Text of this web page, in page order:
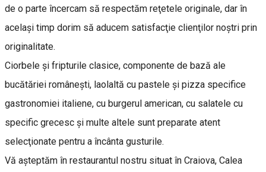
de o parte încercam să respectăm reţetele originale, dar în
acelaşi timp dorim să aducem satisfacţie clienţilor noştri prin
originalitate.
Ciorbele şi fripturile clasice, componente de bază ale
bucătăriei româneşti, laolaltă cu pastele şi pizza specifice
gastronomiei italiene, cu burgerul american, cu salatele cu
specific grecesc şi multe altele sunt preparate atent
selecţionate pentru a încânta gusturile.
Vă aşteptăm în restaurantul nostru situat în Craiova, Calea